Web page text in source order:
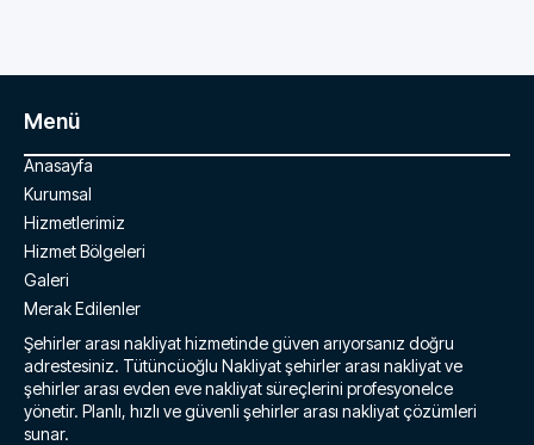
Menü
Anasayfa
Kurumsal
Hizmetlerimiz
Hizmet Bölgeleri
Galeri
Merak Edilenler
Şehirler arası nakliyat hizmetinde güven arıyorsanız doğru
adrestesiniz. Tütüncüoğlu Nakliyat şehirler arası nakliyat ve
şehirler arası evden eve nakliyat süreçlerini profesyonelce
yönetir. Planlı, hızlı ve güvenli şehirler arası nakliyat çözümleri
sunar.